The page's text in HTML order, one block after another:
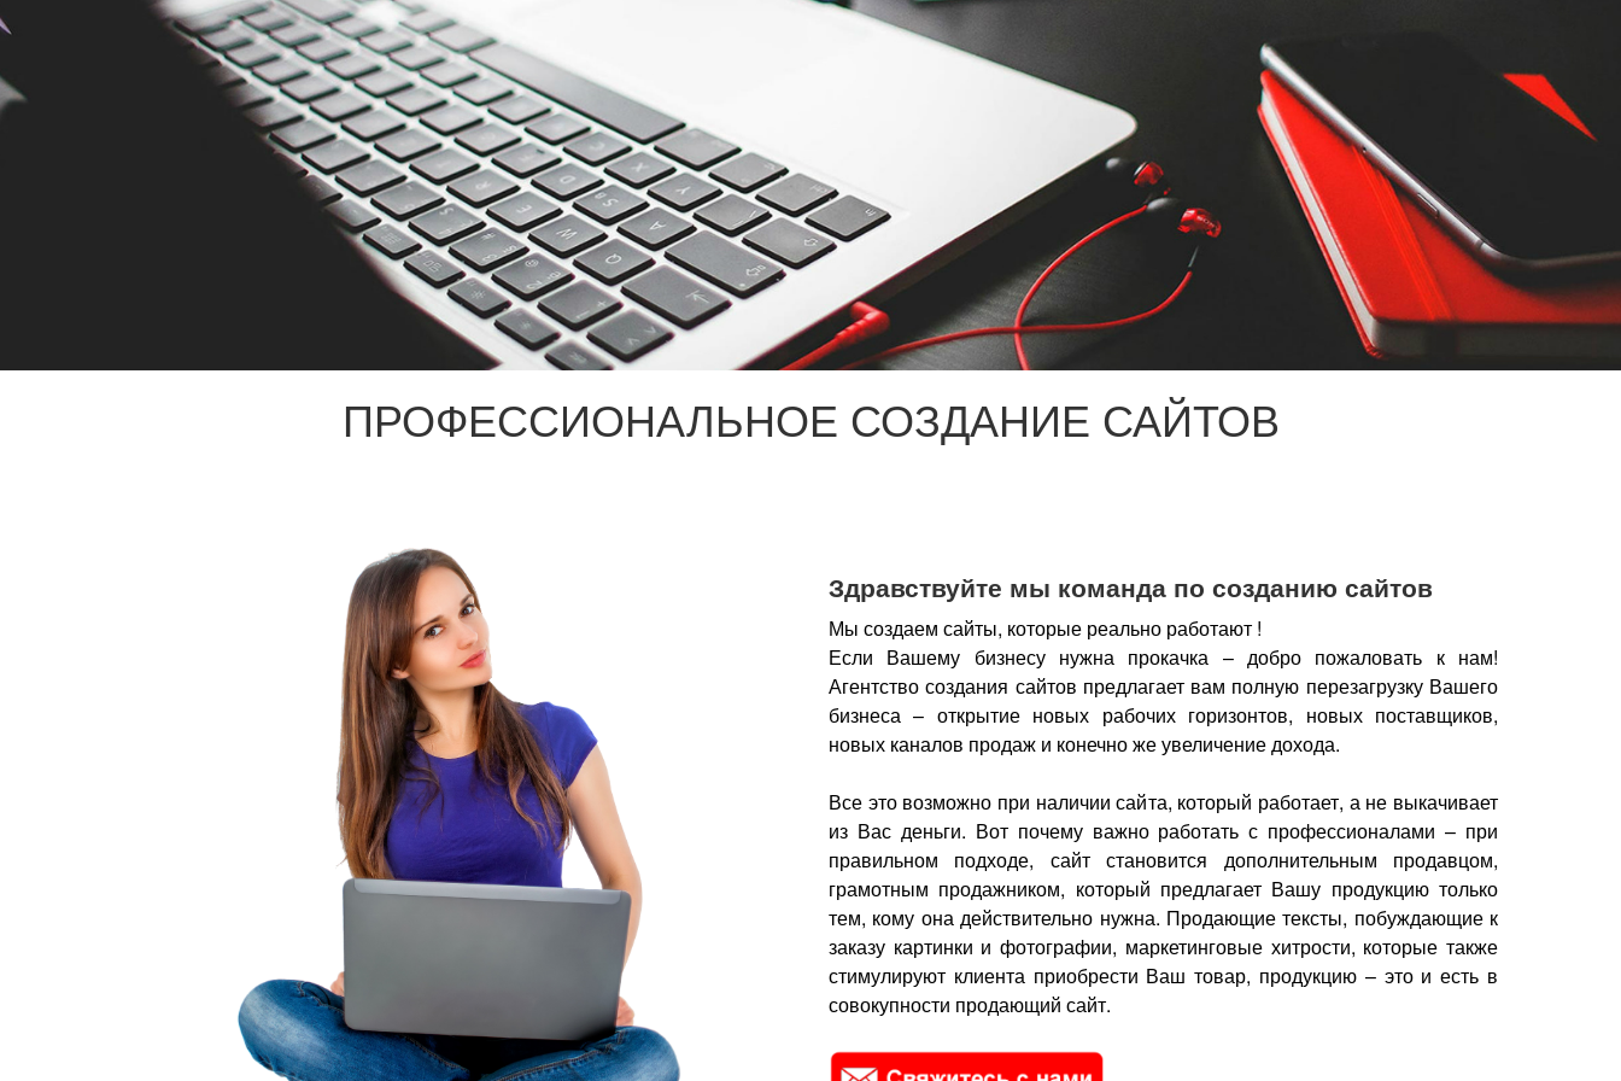
ПРОФЕССИОНАЛЬНОЕ СОЗДАНИЕ САЙТОВ
Здравствуйте мы команда по созданию сайтов
Мы создаем сайты, которые реально работают !
Если Вашему бизнесу нужна прокачка – добро пожаловать к нам!
Агентство создания сайтов предлагает вам полную перезагрузку Вашего
бизнеса – открытие новых рабочих горизонтов, новых поставщиков,
новых каналов продаж и конечно же увеличение дохода.
Все это возможно при наличии сайта, который работает, а не выкачивает
из Вас деньги. Вот почему важно работать с профессионалами – при
правильном подходе, сайт становится дополнительным продавцом,
грамотным продажником, который предлагает Вашу продукцию только
тем, кому она действительно нужна. Продающие тексты, побуждающие к
заказу картинки и фотографии, маркетинговые хитрости, которые также
стимулируют клиента приобрести Ваш товар, продукцию – это и есть в
совокупности продающий сайт.